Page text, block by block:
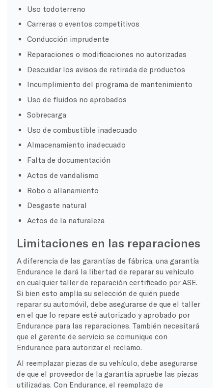
Uso todoterreno
Carreras o eventos competitivos
Conducción imprudente
Reparaciones o modificaciones no autorizadas
Descuidar los avisos de retirada de productos
Incumplimiento del programa de mantenimiento
Uso de fluidos no aprobados
Sobrecarga
Uso de combustible inadecuado
Almacenamiento inadecuado
Falta de documentación
Actos de vandalismo
Robo o allanamiento
Desgaste natural
Actos de la naturaleza
Limitaciones en las reparaciones
A diferencia de las garantías de fábrica, una garantía
Endurance le dará la libertad de reparar su vehículo
en cualquier taller de reparación certificado por ASE.
Si bien esto amplía su selección de quién puede
reparar su automóvil, debe asegurarse de que el taller
en el que lo repare esté autorizado y aprobado por
Endurance para las reparaciones. También necesitará
que el gerente de servicio se comunique con
Endurance para autorizar el reclamo.
Al reemplazar piezas de su vehículo, debe asegurarse
de que el proveedor de la garantía apruebe las piezas
utilizadas. Con Endurance, el reemplazo de